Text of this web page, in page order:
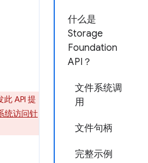
什么是
Storage
Foundation
API？
文件系统调
用
文件句柄
完整示例
API 提
统访问针